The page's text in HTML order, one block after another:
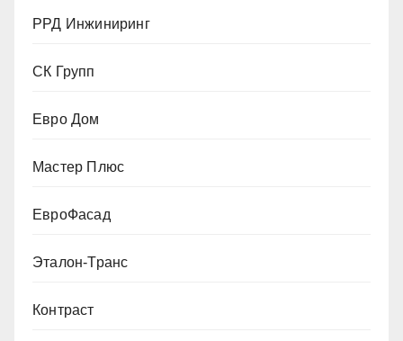
РРД Инжиниринг
СК Групп
Евро Дом
Мастер Плюс
ЕвроФасад
Эталон-Транс
Контраст